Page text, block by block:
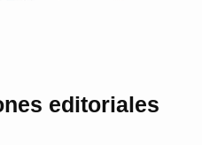
editoriales